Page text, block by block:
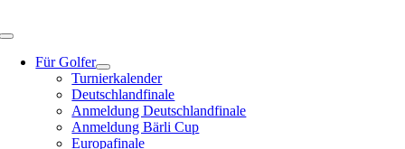
Inhalt
Toggle
NavigationFür Golfer
Turnierkalender
Deutschlandfinale
Anmeldung Deutschlandfinale
Anmeldung Bärli Cup
Europafinale